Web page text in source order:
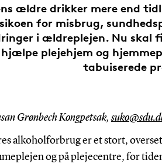
ældre drikker mere end
for misbrug,
i ældreplejen. Nu skal
hjælpe plejehjem og
tabuiserede
Grønbech Kongpetsak,
alkoholforbrug er et stort,
og på plejecentre, for